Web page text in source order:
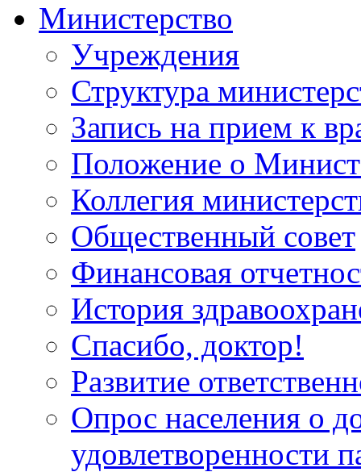
Министерство
Учреждения
Структура
Запись на прием к
Положение о
Коллегия
Общественный совет
Финансовая
История
Спасибо, доктор!
Развитие
Опрос населения о
удовлетворенности